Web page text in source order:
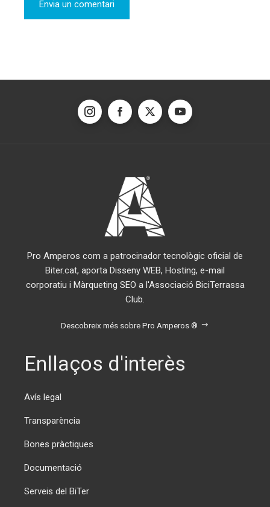
Pro Amperos com a patrocinador tecnològic oficial de
Biter.cat, aporta Disseny WEB, Hosting, e-mail
corporatiu i Màrqueting SEO a l'Associació BiciTerrassa
Club.
Descobreix més sobre Pro Amperos ®
Enllaços d'interès
Avís legal
Transparència
Bones pràctiques
Documentació
Serveis del BiTer